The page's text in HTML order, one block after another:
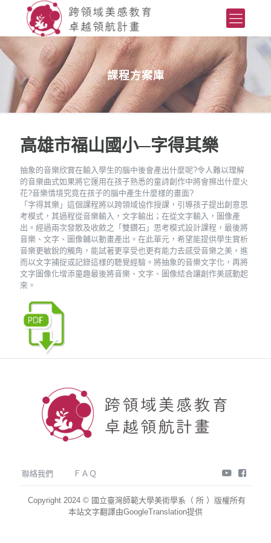
課程方案庫
高雄市福山國小─字得其樂
抽象的音樂欣賞在輸入學生的腦中後會產出什麼呢?令人難以理解
的音樂曲式如果將它運用在孩子熟悉的童詩創作中將會擦出什麼火
花?音樂情境究竟在孩子的腦中產生什麼樣的畫面?
「字得其樂」這個課程將以跨領域協作授課，引導孩子提出創意思
考模式，其過程從音樂輸入，文字輸出；在從文字輸入，圖像產
出。經過兩次發散及收斂之「雙鑽石」思考模式設計課程，最後將
音樂、文字、圖像輔以動畫產出。在此單元，希望能提供學生賞析
音樂更敏銳的觸角，能試著更享受也更有能力去感受音樂之美，進
而以文字捕捉或記錄這樣的聽覺經驗。將抽象的音樂文字化，再將
文字圖像化增添童趣最後將音樂、文字、圖像結合讓創作美感動起
來。
聯絡我們 ＦＡＱ youtube
Copyright 2024 © 國立臺灣師範大學美術學系（ 所 ）版權所有
本站文字翻譯由GoogleTranslation提供